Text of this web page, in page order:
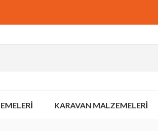
KARAVAN MALZEMELERİ